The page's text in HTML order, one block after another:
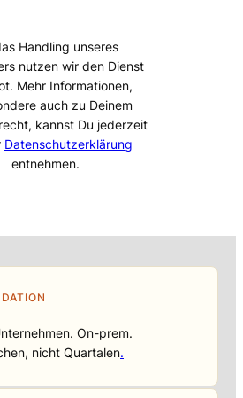
Handling unseres
nutzen wir den Dienst
Mehr Informationen,
auch zu Deinem
kannst Du jederzeit
Datenschutzerklärung
entnehmen.
On-prem.
nicht Quartalen.